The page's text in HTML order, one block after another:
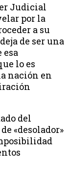
Judicial
por la
a su
de ser una
esa
lo es
nación en
del
«desolador»